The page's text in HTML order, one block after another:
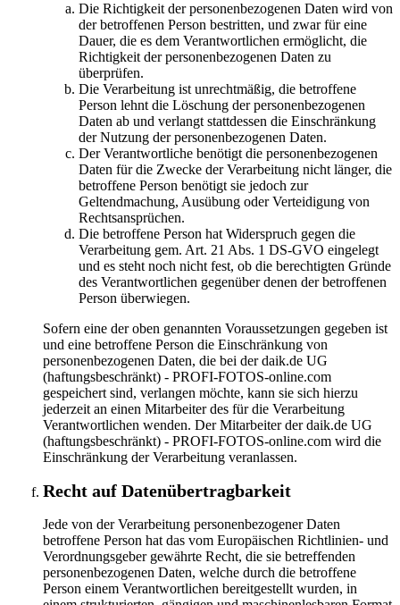
Die Richtigkeit der personenbezogenen Daten wird von
der betroffenen Person bestritten, und zwar für eine
Dauer, die es dem Verantwortlichen ermöglicht, die
Richtigkeit der personenbezogenen Daten zu
überprüfen.
Die Verarbeitung ist unrechtmäßig, die betroffene
Person lehnt die Löschung der personenbezogenen
Daten ab und verlangt stattdessen die Einschränkung
der Nutzung der personenbezogenen Daten.
Der Verantwortliche benötigt die personenbezogenen
Daten für die Zwecke der Verarbeitung nicht länger, die
betroffene Person benötigt sie jedoch zur
Geltendmachung, Ausübung oder Verteidigung von
Rechtsansprüchen.
Die betroffene Person hat Widerspruch gegen die
Verarbeitung gem. Art. 21 Abs. 1 DS-GVO eingelegt
und es steht noch nicht fest, ob die berechtigten Gründe
des Verantwortlichen gegenüber denen der betroffenen
Person überwiegen.
Sofern eine der oben genannten Voraussetzungen gegeben ist
und eine betroffene Person die Einschränkung von
personenbezogenen Daten, die bei der daik.de UG
(haftungsbeschränkt) - PROFI-FOTOS-online.com
gespeichert sind, verlangen möchte, kann sie sich hierzu
jederzeit an einen Mitarbeiter des für die Verarbeitung
Verantwortlichen wenden. Der Mitarbeiter der daik.de UG
(haftungsbeschränkt) - PROFI-FOTOS-online.com wird die
Einschränkung der Verarbeitung veranlassen.
Recht auf Datenübertragbarkeit
Jede von der Verarbeitung personenbezogener Daten
betroffene Person hat das vom Europäischen Richtlinien- und
Verordnungsgeber gewährte Recht, die sie betreffenden
personenbezogenen Daten, welche durch die betroffene
Person einem Verantwortlichen bereitgestellt wurden, in